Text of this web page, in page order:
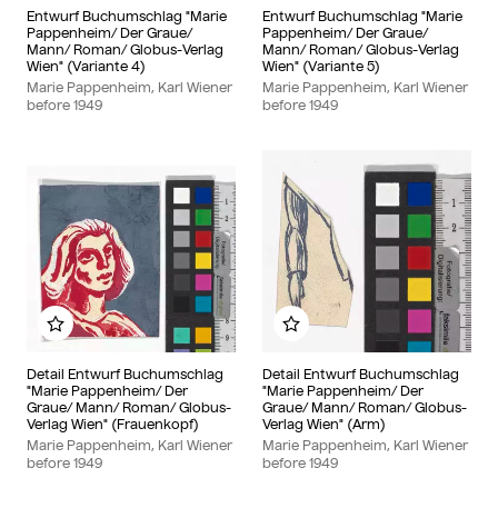
Entwurf Buchumschlag "Marie
Pappenheim/ Der Graue/
Mann/ Roman/ Globus-Verlag
Wien" (Variante 4)
Marie Pappenheim, Karl Wiener
before 1949
Entwurf Buchumschlag "Marie
Pappenheim/ Der Graue/
Mann/ Roman/ Globus-Verlag
Wien" (Variante 5)
Marie Pappenheim, Karl Wiener
before 1949
Detail Entwurf Buchumschlag
"Marie Pappenheim/ Der
Graue/ Mann/ Roman/ Globus-
Verlag Wien" (Frauenkopf)
Marie Pappenheim, Karl Wiener
before 1949
Add to my album
Detail Entwurf Buchumschlag
"Marie Pappenheim/ Der
Graue/ Mann/ Roman/ Globus-
Verlag Wien" (Arm)
Marie Pappenheim, Karl Wiener
before 1949
Add to my album